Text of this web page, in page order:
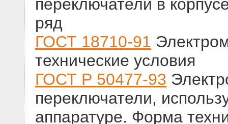
переключатели в
ряд
ГОСТ 18710-91
технические условия
ГОСТ Р 50477-93
переключатели,
аппаратуре. Форма